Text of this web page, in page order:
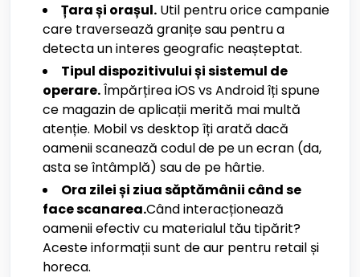
Țara și orașul. Util pentru orice campanie
care traversează granițe sau pentru a
detecta un interes geografic neașteptat.
Tipul dispozitivului și sistemul de
operare.Împărțirea iOS vs Android îți spune
ce magazin de aplicații merită mai multă
atenție. Mobil vs desktop îți arată dacă
oamenii scanează codul de pe un ecran (da,
asta se întâmplă) sau de pe hârtie.
Ora zilei și ziua săptămânii când se
face scanarea.Când interacționează
oamenii efectiv cu materialul tău tipărit?
Aceste informații sunt de aur pentru retail și
horeca.